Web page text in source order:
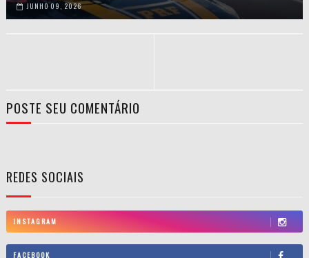
JUNHO 09, 2026
POSTE SEU COMENTÁRIO
REDES SOCIAIS
INSTAGRAM
FACEBOOK